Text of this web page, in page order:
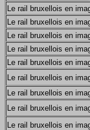
Le rail bruxellois en
Le rail bruxellois en
Le rail bruxellois en
Le rail bruxellois en
Le rail bruxellois en
Le rail bruxellois en
Le rail bruxellois en
Le rail bruxellois en
Le rail bruxellois en